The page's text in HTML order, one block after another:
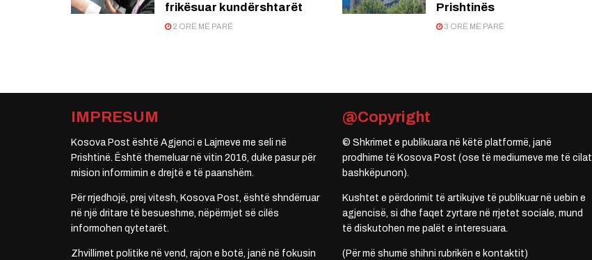
frikësuar kundërshtarët
2 ORË MË PARË
Prishtinës
3 ORË MË PARË
IMPRESUM
Kosova Post është Agjenci e Lajmeve me seli në
Prishtinë. Është themeluar në vitin 2016, duke pasur për
mision informimin e drejtë e të paanshëm.
Për rrjedhojë, prej vitesh, Kosova Post, është shndërruar
në një dritare të besueshme, nëpërmjet së cilës
informohen qytetarët.
Zhvillimet politike në vend, rajon e botë, janë në fokusin
@Copyright
© Shkrimet e publikuara në këtë platformë, janë
prodhime të Kosova Post (ose të mediumeve me të cilat
bashkëpunon).
Kushtet e përdorimit të artikujve të publikuar në uebin e
agjencisë, si dhe faqet zyrtare në rrjetet sociale, mund
të diskutohen me palët e interesuara.
(Për më shumë shihni rubrikën e kontaktit)